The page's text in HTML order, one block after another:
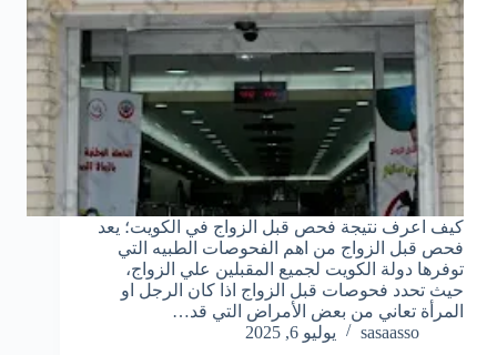
كيف اعرف نتيجة فحص قبل الزواج في الكويت؛ يعد
فحص قبل الزواج من اهم الفحوصات الطبيه التي
توفرها دولة الكويت لجميع المقبلين علي الزواج،
حيث تحدد فحوصات قبل الزواج اذا كان الرجل او
المرأة تعاني من بعض الأمراض التي قد…
sasaasso
يوليو 6, 2025